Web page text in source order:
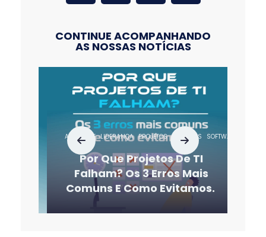
CONTINUE ACOMPANHANDO
AS NOSSAS NOTÍCIAS
AGILIDADE LIDERANÇA PROJETOS SERVIÇOS SOFTWARE
Por Que Projetos De TI
Falham? Os 3 Erros Mais
Comuns E Como Evitamos.